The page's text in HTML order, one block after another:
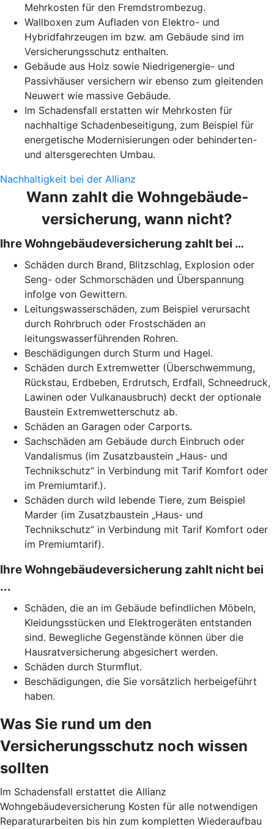
Mehrkosten für den Fremdstrombezug.
Wallboxen zum Aufladen von Elektro- und
Hybridfahrzeugen im bzw. am Gebäude sind im
Versicherungsschutz enthalten.
Gebäude aus Holz sowie Niedrigenergie- und
Passivhäuser versichern wir ebenso zum gleitenden
Neuwert wie massive Gebäude.
Im Schadensfall erstatten wir Mehrkosten für
nachhaltige Schadenbeseitigung, zum Beispiel für
energetische Modernisierungen oder behinderten-
und altersgerechten Umbau.
Nachhaltigkeit bei der Allianz
Wann zahlt die Wohngebäude­
versicherung, wann nicht?
Ihre Wohngebäudeversicherung zahlt bei …
Schäden durch Brand, Blitzschlag, Explosion oder
Seng- oder Schmorschäden und Überspannung
infolge von Gewittern.
Leitungswasserschäden, zum Beispiel verursacht
durch Rohrbruch oder Frostschäden an
leitungswasserführenden Rohren.
Beschädigungen durch Sturm und Hagel.
Schäden durch Extremwetter (Überschwemmung,
Rückstau, Erdbeben, Erdrutsch, Erdfall, Schneedruck,
Lawinen oder Vulkanausbruch) deckt der optionale
Baustein Extremwetterschutz ab.
Schäden an Garagen oder Carports.
Sachschäden am Gebäude durch Einbruch oder
Vandalismus (im Zusatzbaustein „Haus- und
Technikschutz“ in Verbindung mit Tarif Komfort oder
im Premiumtarif.).
Schäden durch wild lebende Tiere, zum Beispiel
Marder (im Zusatzbaustein „Haus- und
Technikschutz“ in Verbindung mit Tarif Komfort oder
im Premiumtarif).
Ihre Wohngebäudeversicherung zahlt nicht bei
...
Schäden, die an im Gebäude befindlichen Möbeln,
Kleidungsstücken und Elektrogeräten entstanden
sind. Bewegliche Gegenstände können über die
Hausratversicherung abgesichert werden.
Schäden durch Sturmflut.
Beschädigungen, die Sie vorsätzlich herbeigeführt
haben.
Was Sie rund um den
Versicherungsschutz noch wissen
sollten
Im Schadensfall erstattet die Allianz
Wohngebäudeversicherung Kosten für alle notwendigen
Reparaturarbeiten bis hin zum kompletten Wiederaufbau